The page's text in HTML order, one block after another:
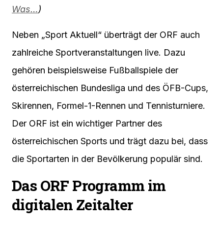
Was…)
Neben „Sport Aktuell“ überträgt der ORF auch
zahlreiche Sportveranstaltungen live. Dazu
gehören beispielsweise Fußballspiele der
österreichischen Bundesliga und des ÖFB-Cups,
Skirennen, Formel-1-Rennen und Tennisturniere.
Der ORF ist ein wichtiger Partner des
österreichischen Sports und trägt dazu bei, dass
die Sportarten in der Bevölkerung populär sind.
Das ORF Programm im
digitalen Zeitalter